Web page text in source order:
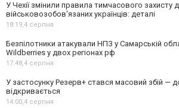
У Чехії змінили правила тимчасового захисту
військовозобов'язаних українців: деталі
18:19,4 серпня
Безпілотники атакували НПЗ у Самарській
Wildberries у двох регіонах рф
17:48,4 серпня
У застосунку Резерв+ стався масовий збій —
відкривається
14:00,4 серпня